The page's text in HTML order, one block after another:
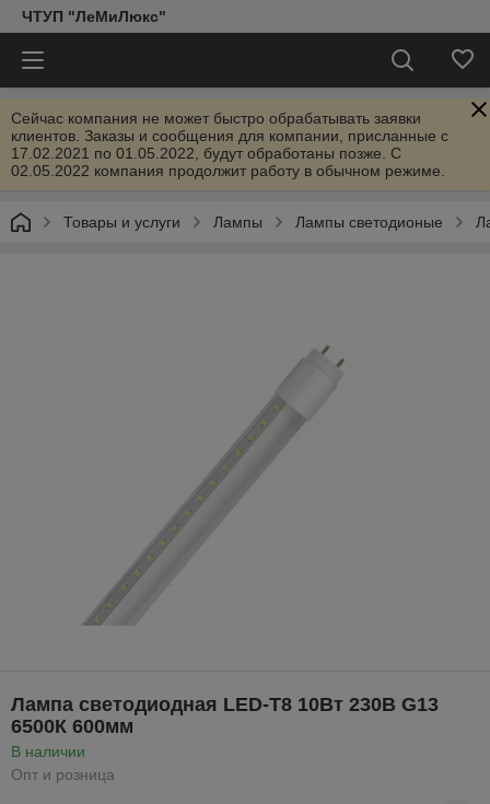
ЧТУП "ЛеМиЛюкс"
Сейчас компания не может быстро обрабатывать заявки
клиентов. Заказы и сообщения для компании, присланные с
17.02.2021 по 01.05.2022, будут обработаны позже. С
02.05.2022 компания продолжит работу в обычном режиме.
Товары и услуги Лампы Лампы светодионые
Лампа светодиодная LED-T8 10Вт 230В G13
6500К 600мм
В наличии
Опт и розница